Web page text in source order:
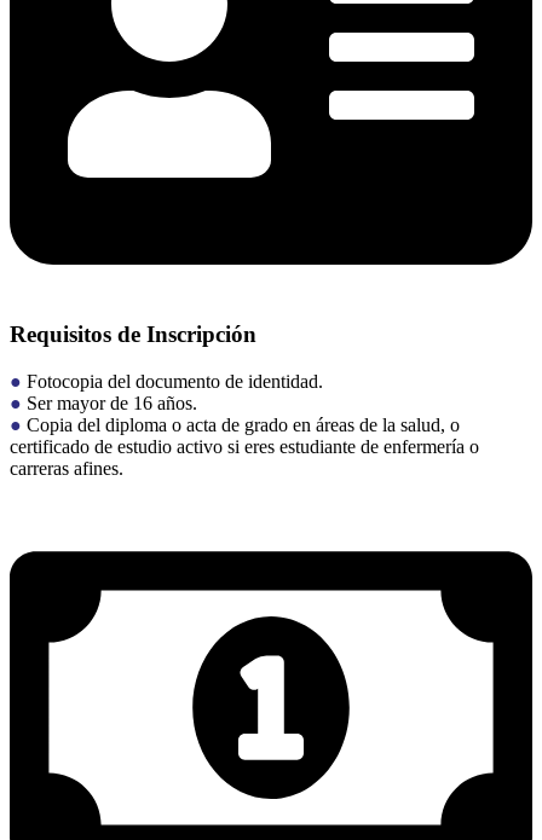
Requisitos de Inscripción
● Fotocopia del documento de identidad.
● Ser mayor de 16 años.
● Copia del diploma o acta de grado en áreas de la salud, o
certificado de estudio activo si eres estudiante de enfermería o
carreras afines.